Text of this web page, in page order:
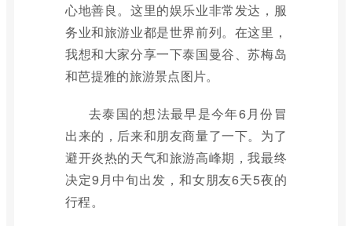
心地善良。这里的娱乐业非常发达，服
务业和旅游业都是世界前列。在这里，
我想和大家分享一下泰国曼谷、苏梅岛
和芭提雅的旅游景点图片。
去泰国的想法最早是今年6月份冒
出来的，后来和朋友商量了一下。为了
避开炎热的天气和旅游高峰期，我最终
决定9月中旬出发，和女朋友6天5夜的
行程。